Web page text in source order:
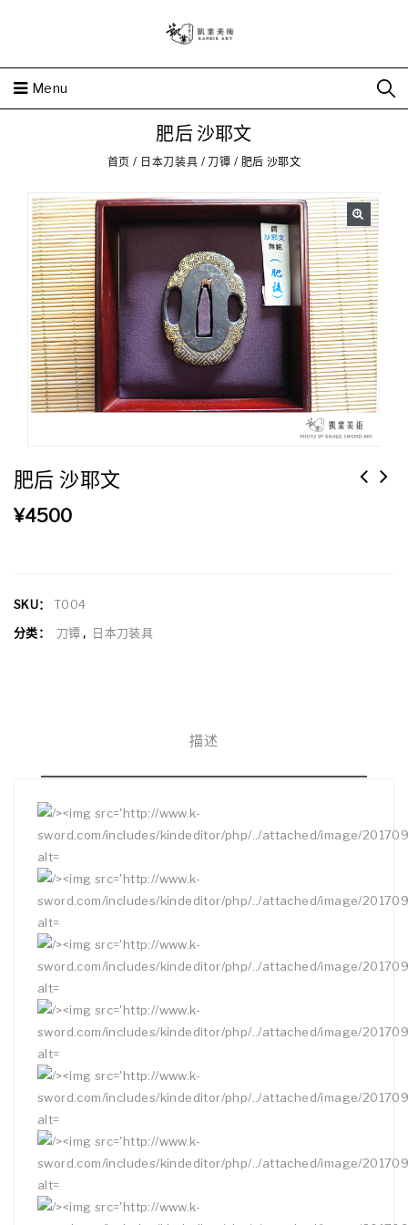
Menu
肥后 沙耶文
首页 / 日本刀装具 / 刀镡 / 肥后 沙耶文
🔍
肥后 沙耶文
¥4500
SKU： T004
分类：
刀镡 , 日本刀装具
描述